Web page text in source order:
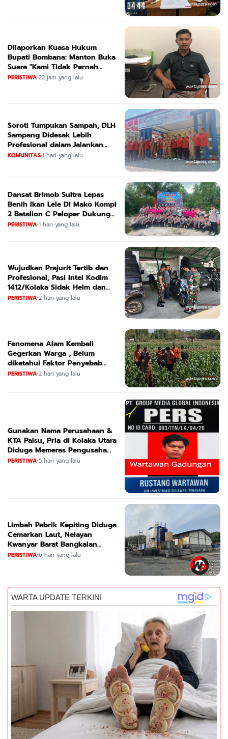
Dilaporkan Kuasa Hukum
Bupati Bombana: Manton Buka
Suara "Kami Tidak Pernah
Menutup Ruang Hak Jawab"
PERISTIWA•22 jam yang lalu
Soroti Tumpukan Sampah, DLH
Sampang Didesak Lebih
Profesional dalam Jalankan
Tugas
KOMUNITAS•1 hari yang lalu
Dansat Brimob Sultra Lepas
Benih Ikan Lele Di Mako Kompi
2 Batalion C Peloper Dukung
ketahanan Pangan Nasional
PERISTIWA•1 hari yang lalu
Wujudkan Prajurit Tertib dan
Profesional, Pasi Intel Kodim
1412/Kolaka Sidak Helm dan
Kendaraan
PERISTIWA•2 hari yang lalu
Fenomena Alam Kembali
Gegerkan Warga , Belum
diketahui Faktor Penyebab
Suara
PERISTIWA•2 hari yang lalu
Gunakan Nama Perusahaan &
KTA Palsu, Pria di Kolaka Utara
Diduga Memeras Pengusaha
Tambang dan Minyak
PERISTIWA•5 hari yang lalu
Limbah Pabrik Kepiting Diduga
Cemarkan Laut, Nelayan
Kwanyar Barat Bangkalan
Desak DLH Turun Tangan
PERISTIWA•6 hari yang lalu